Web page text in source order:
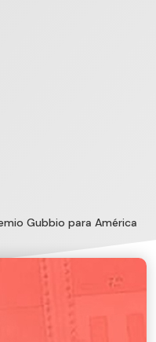
Gubbio para América